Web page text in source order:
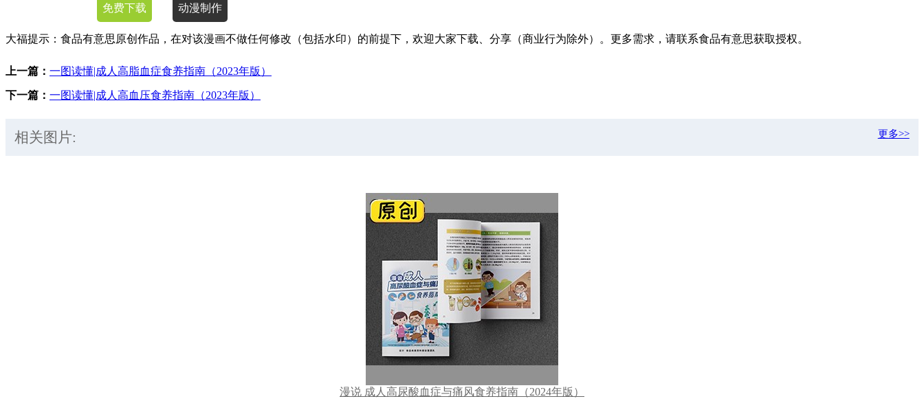
免费下载 动漫制作
大福提示：食品有意思原创作品，在对该漫画不做任何修改（包括水印）的前提下，欢迎大家下载、分享（商业行为除外）。更多需求，请联系食品有意思获取授权。
上一篇： 一图读懂|成人高脂血症食养指南（2023年版）
下一篇： 一图读懂|成人高血压食养指南（2023年版）
相关图片: 更多>>
漫说 成人高尿酸血症与痛风食养指南（2024年版）